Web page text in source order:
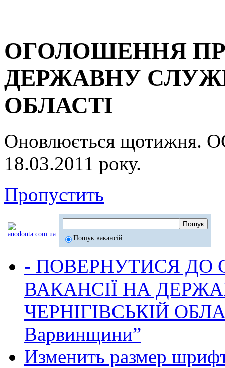
ОГОЛОШЕННЯ
ДЕРЖАВНУ
ОБЛАСТІ
Оновлюється
18.03.2011 року.
Пропустить
Пошук вакансій
- ПОВЕРНУТИСЯ ДО
ВАКАНСІЇ НА
ЧЕРНІГІВСЬКІЙ
Варвинщини”
Изменить размер